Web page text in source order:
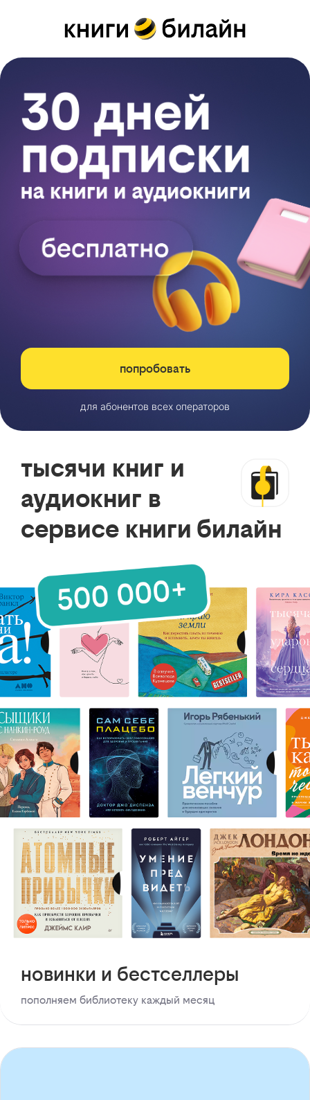
попробовать
для абонентов всех операторов
тысячи книг и
аудиокниг в
сервисе книги билайн
новинки и бестселлеры
пополняем библиотеку каждый месяц